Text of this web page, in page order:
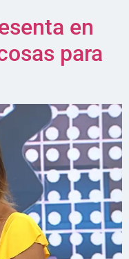
en
para